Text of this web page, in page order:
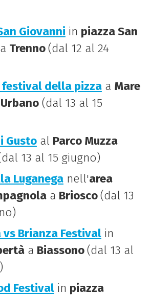
Giovanni in piazza San
a Trenno(dal 12 al 24
festival della pizzaa Mare
(dal 13 al 15
Gustoal Parco Muzza
13 al 15 giugno)
Luganeganell'area
a Briosco(dal 13
Brianza Festivalin
a Biassono(dal 13 al
Festivalin piazza